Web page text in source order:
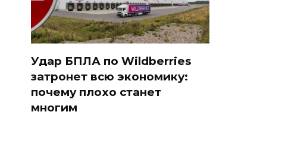
Удар БПЛА по Wildberries
затронет всю экономику:
почему плохо станет
многим